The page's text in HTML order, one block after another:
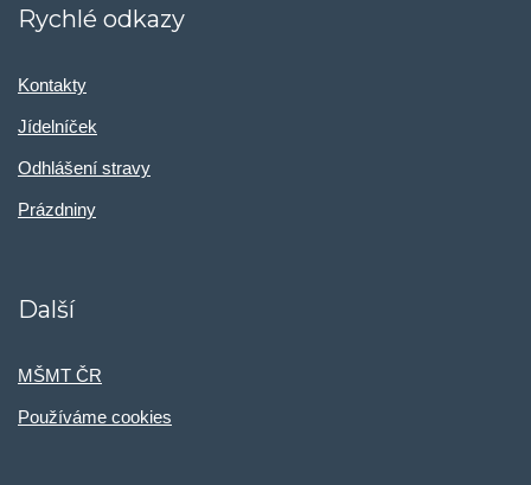
Rychlé odkazy
Kontakty
Jídelníček
Odhlášení stravy
Prázdniny
Další
MŠMT ČR
Používáme cookies